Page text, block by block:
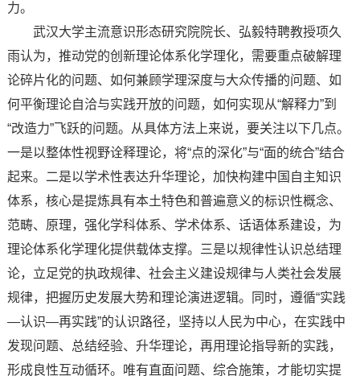
力。
武汉大学主流意识形态研究院院长、弘毅特聘教授项久
雨认为，推动党的创新理论体系化学理化，需要重点破解理
论碎片化的问题、如何兼顾学理深度与大众传播的问题、如
何平衡理论自洽与实践开放的问题，如何实现从“解释力”到
“改造力”飞跃的问题。从具体方法上来说，要关注以下几点。
一是以整体性视野诠释理论，将“点的深化”与“面的统合”结合
起来。二是以学术性表达升华理论，加快构建中国自主知识
体系，核心是提炼具有本土特色和普遍意义的标识性概念、
范畴、原理，强化学科体系、学术体系、话语体系建设，为
理论体系化学理化提供载体支撑。三是以规律性认识总结理
论，立足党的执政规律、社会主义建设规律与人类社会发展
规律，把握历史发展大势和理论演进逻辑。同时，遵循“实践
—认识—再实践”的认识路径，坚持以人民为中心，在实践中
发现问题、总结经验、升华理论，再用理论指导新的实践，
形成良性互动循环。唯有直面问题、综合施策，才能切实提